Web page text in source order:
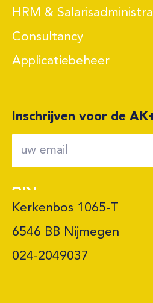
HRM &
Consultancy
Applicatiebeheer
Inschrijven voor de
AK+
Kerkenbos 1065-T
6546 BB Nijmegen
024-2049037